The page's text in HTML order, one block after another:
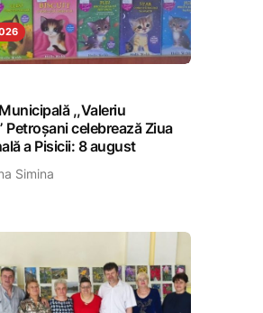
,,Valeriu
Petroșani celebrează Ziua
a Pisicii: 8 august
Simina